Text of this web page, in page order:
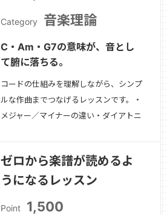
Category 音楽理論
C・Am・G7の意味が、音とし
て腑に落ちる。
コードの仕組みを理解しながら、シンプ
ルな作曲までつなげるレッスンです。・
メジャー／マイナーの違い・ダイアトニ
奏と構成の考え方初心者の「わからな
い」を一緒に整理します。続きを見る
ゼロから楽譜が読めるよ
うになるレッスン
Point 1,500